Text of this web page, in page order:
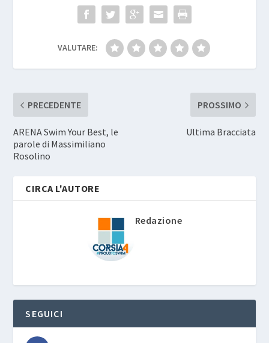
VALUTARE:
PRECEDENTE
ARENA Swim Your Best, le
parole di Massimiliano
Rosolino
PROSSIMO
Ultima Bracciata
CIRCA L'AUTORE
Redazione
SEGUICI